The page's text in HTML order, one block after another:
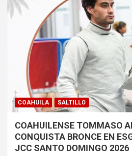
COAHUILA SALTILLO
COAHUILENSE TOMMASO
CONQUISTA BRONCE EN
JCC SANTO DOMINGO 2026